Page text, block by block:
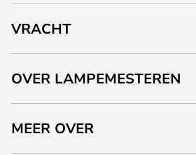
VRACHT
OVER LAMPEMESTEREN
MEER OVER